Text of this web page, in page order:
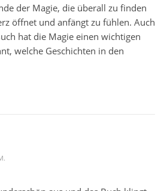
der Magie, die überall zu finden
öffnet und anfängt zu fühlen. Auch
hat die Magie einen wichtigen
welche Geschichten in den